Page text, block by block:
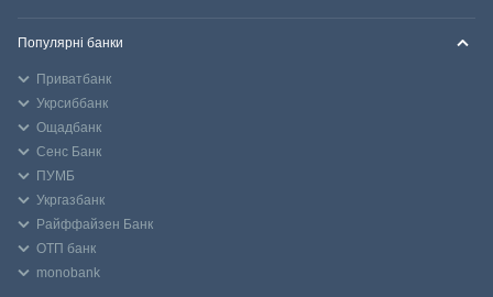
Популярні банки
Приватбанк
Укрсиббанк
Ощадбанк
Сенс Банк
ПУМБ
Укргазбанк
Райффайзен Банк
ОТП банк
monobank